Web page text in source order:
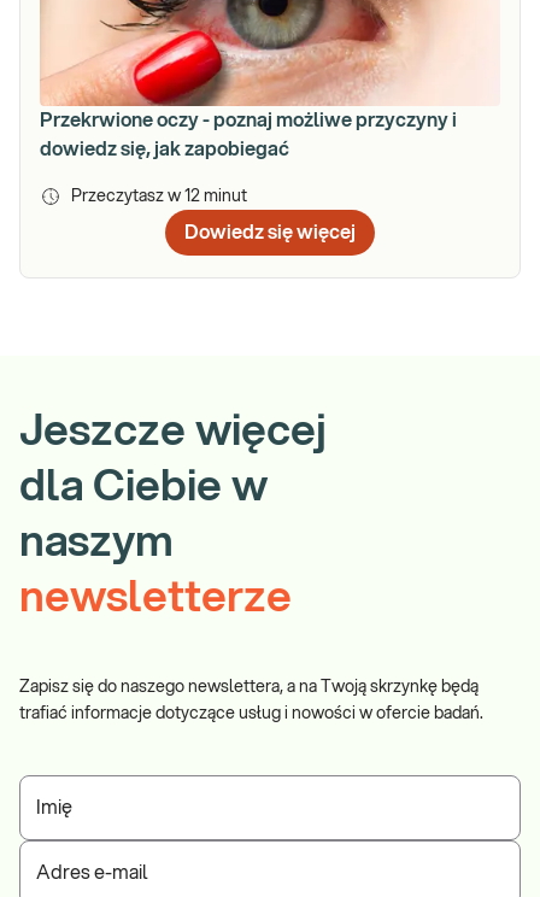
Przekrwione oczy - poznaj możliwe przyczyny i
dowiedz się, jak zapobiegać
Przeczytasz w 12 minut
Dowiedz się więcej
Jeszcze więcej
dla Ciebie w
naszym
newsletterze
Zapisz się do naszego newslettera, a na Twoją skrzynkę będą
trafiać informacje dotyczące usług i nowości w ofercie badań.
Imię
Adres e-mail